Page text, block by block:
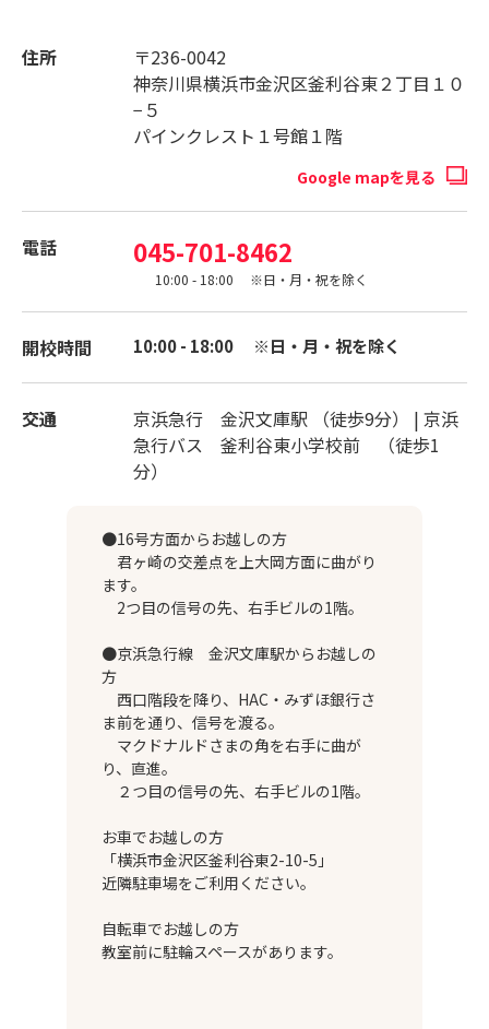
住所
〒236-0042
神奈川県横浜市金沢区釜利谷東２丁目１０
−５
パインクレスト１号館１階
Google mapを見る
電話 045-701-8462
10:00 - 18:00 ※日・月・祝を除く
開校時間 10:00 - 18:00 ※日・月・祝を除く
交通
京浜急行 金沢文庫駅 （徒歩9分） | 京浜
急行バス 釜利谷東小学校前 （徒歩1
分）
●16号方面からお越しの方
君ヶ崎の交差点を上大岡方面に曲がり
ます。
2つ目の信号の先、右手ビルの1階。
●京浜急行線 金沢文庫駅からお越しの
方
西口階段を降り、HAC・みずほ銀行さ
ま前を通り、信号を渡る。
マクドナルドさまの角を右手に曲が
り、直進。
２つ目の信号の先、右手ビルの1階。
お車でお越しの方
「横浜市金沢区釜利谷東2-10-5」
近隣駐車場をご利用ください。
自転車でお越しの方
教室前に駐輪スペースがあります。